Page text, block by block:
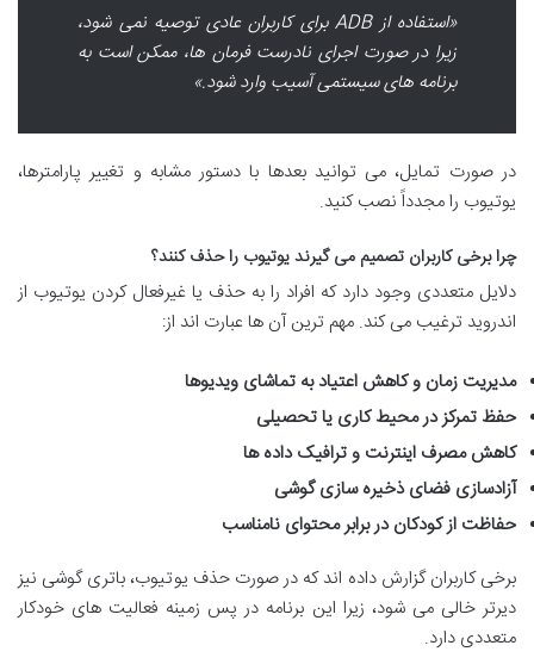
«استفاده از ADB برای کاربران عادی توصیه نمی شود،
زیرا در صورت اجرای نادرست فرمان ها، ممکن است به
برنامه های سیستمی آسیب وارد شود.»
در صورت تمایل، می توانید بعدها با دستور مشابه و تغییر پارامترها،
یوتیوب را مجدداً نصب کنید.
چرا برخی کاربران تصمیم می گیرند یوتیوب را حذف کنند؟
دلایل متعددی وجود دارد که افراد را به حذف یا غیرفعال کردن یوتیوب از
اندروید ترغیب می کند. مهم ترین آن ها عبارت اند از:
مدیریت زمان و کاهش اعتیاد به تماشای ویدیوها
حفظ تمرکز در محیط کاری یا تحصیلی
کاهش مصرف اینترنت و ترافیک داده ها
آزادسازی فضای ذخیره سازی گوشی
حفاظت از کودکان در برابر محتوای نامناسب
برخی کاربران گزارش داده اند که در صورت حذف یوتیوب، باتری گوشی نیز
دیرتر خالی می شود، زیرا این برنامه در پس زمینه فعالیت های خودکار
متعددی دارد.